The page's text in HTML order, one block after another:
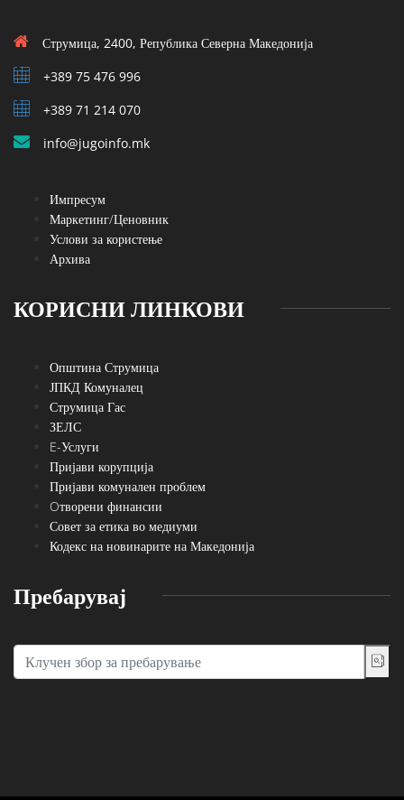
Струмица, 2400, Република Северна Македонија
+389 75 476 996
+389 71 214 070
info@jugoinfo.mk
Импресум
Маркетинг/Ценовник
Услови за користење
Архива
КОРИСНИ ЛИНКОВИ
Општина Струмица
ЈПКД Комуналец
Струмица Гас
ЗЕЛС
E-Услуги
Пријави корупција
Пријави комунален проблем
Oтворени финансии
Совет за етика во медиуми
Кодекс на новинарите на Македонија
Пребарувај